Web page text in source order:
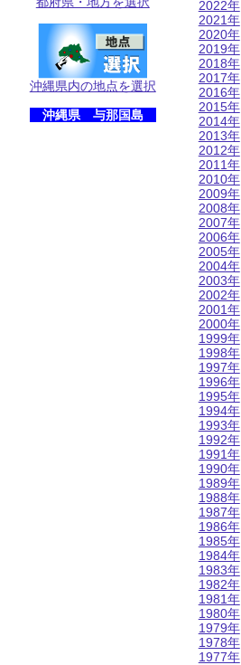
沖縄県内の地点を選択
沖縄県 与那国島
2022年
2021年
2020年
2019年
2018年
2017年
2016年
2015年
2014年
2013年
2012年
2011年
2010年
2009年
2008年
2007年
2006年
2005年
2004年
2003年
2002年
2001年
2000年
1999年
1998年
1997年
1996年
1995年
1994年
1993年
1992年
1991年
1990年
1989年
1988年
1987年
1986年
1985年
1984年
1983年
1982年
1981年
1980年
1979年
1978年
1977年